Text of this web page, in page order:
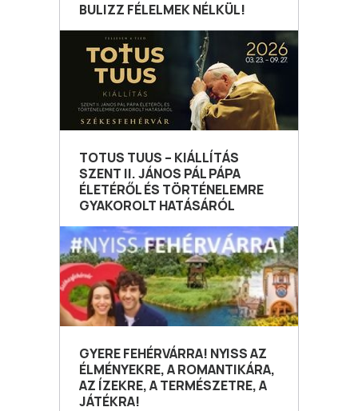
BULIZZ FÉLELMEK NÉLKÜL!
TOTUS TUUS – KIÁLLÍTÁS
SZENT II. JÁNOS PÁL PÁPA
ÉLETÉRŐL ÉS TÖRTÉNELEMRE
GYAKOROLT HATÁSÁRÓL
GYERE FEHÉRVÁRRA! NYISS AZ
ÉLMÉNYEKRE, A ROMANTIKÁRA,
AZ ÍZEKRE, A TERMÉSZETRE, A
JÁTÉKRA!